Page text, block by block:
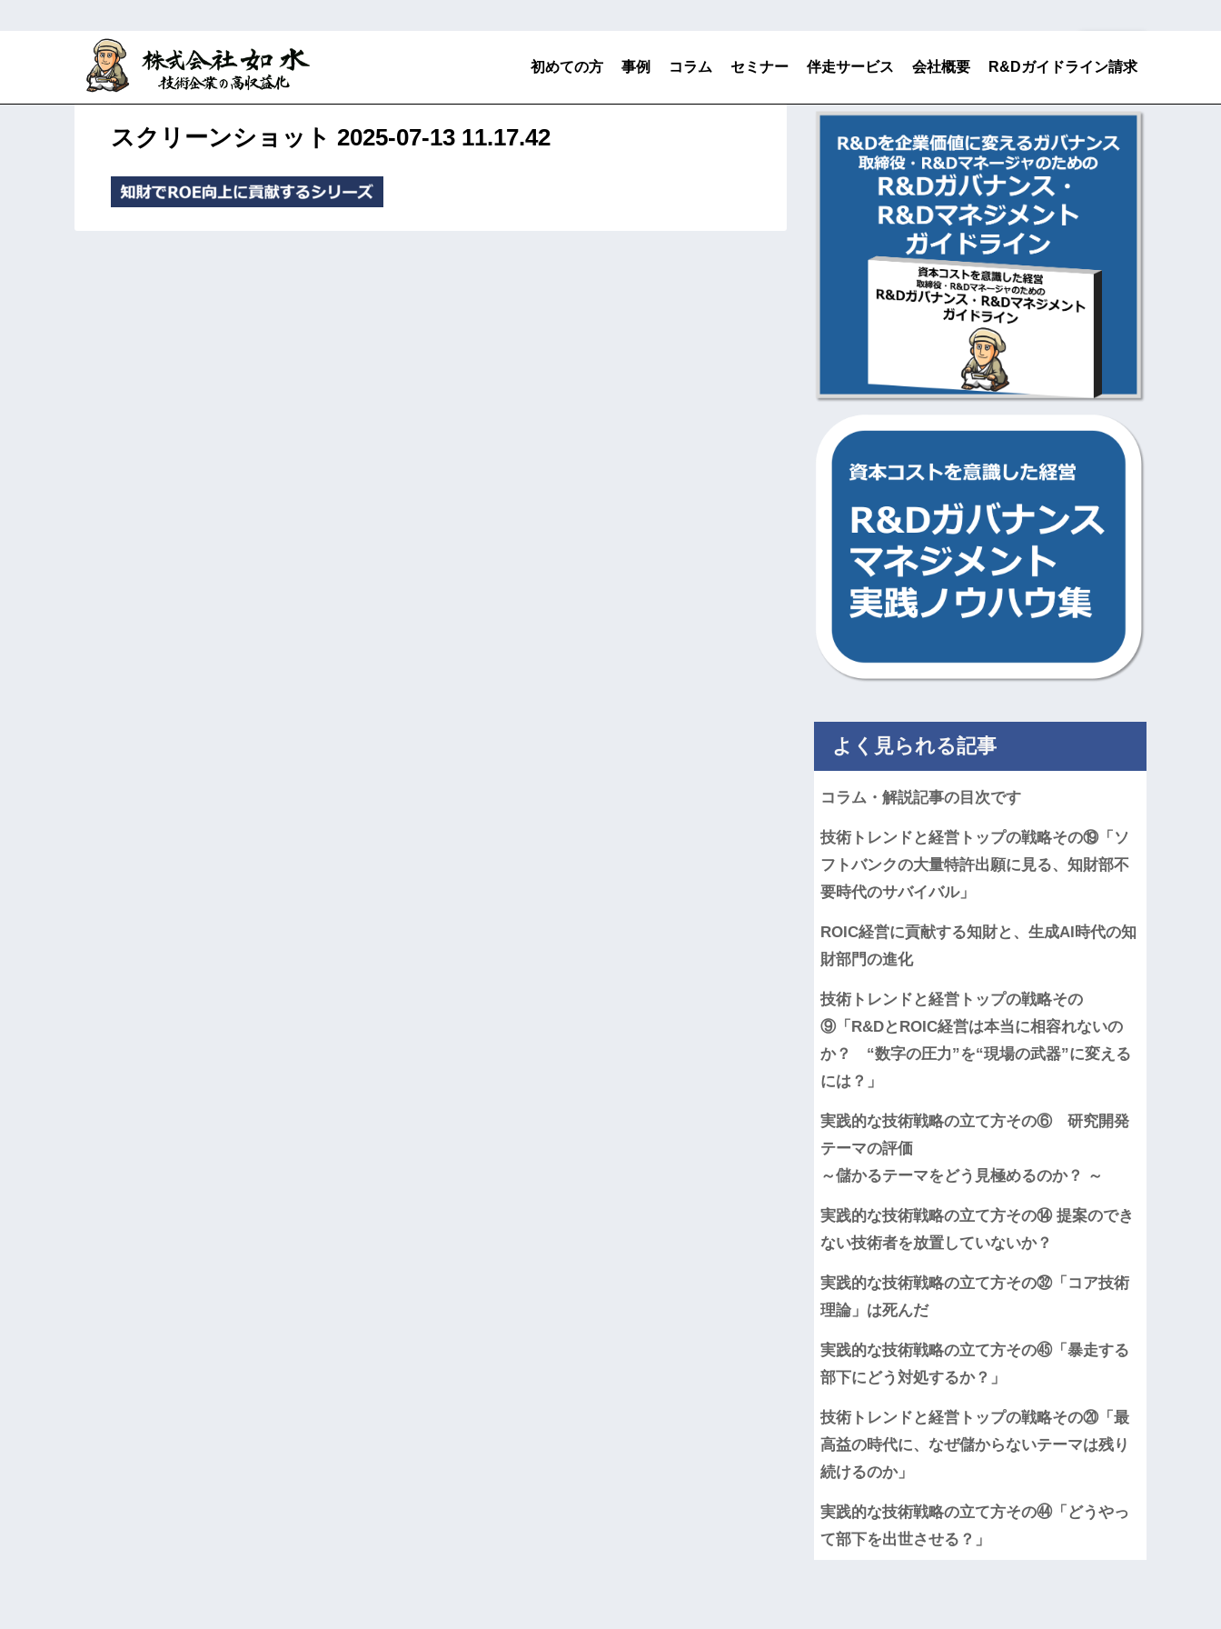
初めての方 事例 コラム セミナー 伴走サービス 会社概要 R&Dガイドライン請求
ホーム 研究開発マネジメント
スクリーンショット 2025-07-13 11.17.42
よく見られる記事
コラム・解説記事の目次です
技術トレンドと経営トップの戦略その⑲「ソ
フトバンクの大量特許出願に見る、知財部不
要時代のサバイバル」
ROIC経営に貢献する知財と、生成AI時代の知
財部門の進化
技術トレンドと経営トップの戦略その
⑨「R&DとROIC経営は本当に相容れないの
か？ “数字の圧力”を“現場の武器”に変える
には？」
実践的な技術戦略の立て方その⑥ 研究開発
テーマの評価
～儲かるテーマをどう見極めるのか？ ～
実践的な技術戦略の立て方その⑭ 提案のでき
ない技術者を放置していないか？
実践的な技術戦略の立て方その㉜「コア技術
理論」は死んだ
実践的な技術戦略の立て方その㊺「暴走する
部下にどう対処するか？」
技術トレンドと経営トップの戦略その⑳「最
高益の時代に、なぜ儲からないテーマは残り
続けるのか」
実践的な技術戦略の立て方その㊹「どうやっ
て部下を出世させる？」